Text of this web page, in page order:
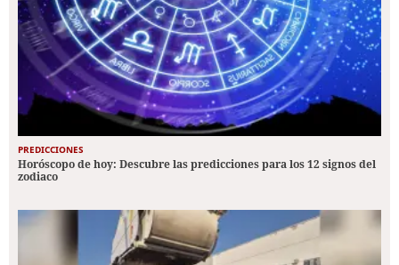
PREDICCIONES
Horóscopo de hoy: Descubre las predicciones para los 12 signos del
zodiaco